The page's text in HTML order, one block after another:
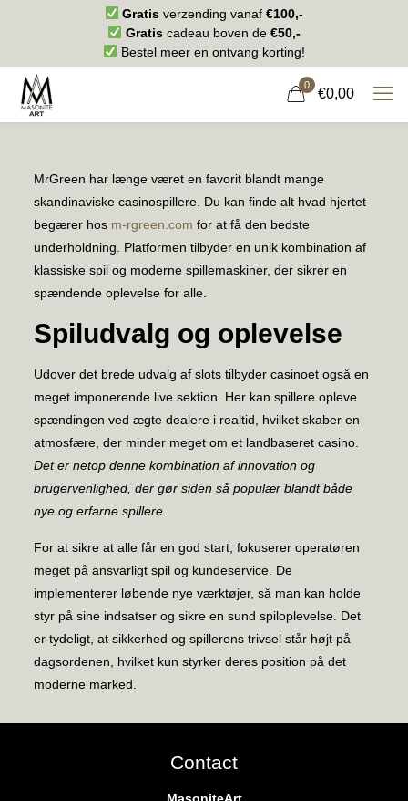
Gratis verzending vanaf€100,-
Gratiscadeau boven de €50,-
Bestel meer en ontvang korting!
0
€0,00
MrGreen har længe været en favorit blandt mange
skandinaviske casinospillere. Du kan finde alt hvad hjertet
begærer hos m-rgreen.com for at få den bedste
underholdning. Platformen tilbyder en unik kombination af
klassiske spil og moderne spillemaskiner, der sikrer en
spændende oplevelse for alle.
Spiludvalg og oplevelse
Udover det brede udvalg af slots tilbyder casinoet også en
meget imponerende live sektion. Her kan spillere opleve
spændingen ved ægte dealere i realtid, hvilket skaber en
atmosfære, der minder meget om et landbaseret casino.
Det er netop denne kombination af innovation og
brugervenlighed, der gør siden så populær blandt både
nye og erfarne spillere.
For at sikre at alle får en god start, fokuserer operatøren
meget på ansvarligt spil og kundeservice. De
implementerer løbende nye værktøjer, så man kan holde
styr på sine indsatser og sikre en sund spiloplevelse. Det
er tydeligt, at sikkerhed og spillerens trivsel står højt på
dagsordenen, hvilket kun styrker deres position på det
moderne marked.
Contact